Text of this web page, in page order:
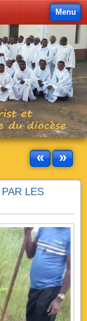
Menu
« »
LES